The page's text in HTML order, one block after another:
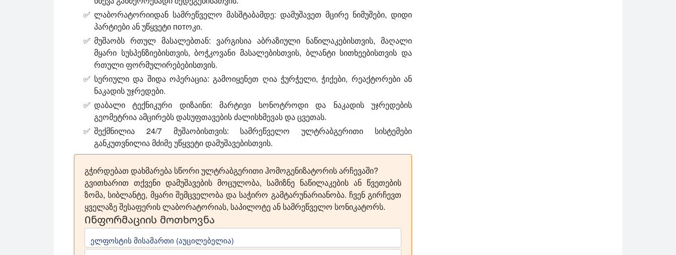
ლაბორატორიიდან სამრეწველო მასშტაბამდე: დამუშავეთ მცირე ნიმუშები, დიდი
პარტიები ან უწყვეტი потოკი.
მუშაობს რთულ მასალებთან: ვარგისია აბრაზიული ნაწილაკებისთვის, მაღალი
მყარი სუსპენზიებისთვის, ბოჭკოვანი მასალებისთვის, ბლანტი სითხეებისთვის და
რთული ფორმულირებებისთვის.
სერიული და შიდა ოპერაცია: გამოიყენეთ ღია ჭურჭელი, ჭიქები, რეაქტორები ან
ნაკადის უჯრედები.
დაბალი ტექნიკური დიზაინი: მარტივი სონოტროდი და ნაკადის უჯრედების
გეომეტრია ამცირებს დასუფთავების ძალისხმევას და ცვეთას.
შექმნილია 24/7 მუშაობისთვის: სამრეწველო ულტრაბგერითი სისტემები
განკუთვნილია მძიმე უწყვეტი დამუშავებისთვის.
გჭირდებათ დახმარება სწორი ულტრაბგერითი ჰომოგენიზატორის არჩევაში?
გვითხარით თქვენი დამუშავების მოცულობა, სამიზნე ნაწილაკების ან წვეთების
ზომა, სიბლანტე, მყარი შემცველობა და საჭირო გამტარუნარიანობა. ჩვენ გირჩევთ
ყველაზე შესაფერის ლაბორატორიას, საპილოტე ან სამრეწველო სონიკატორს.
Ინფორმაციის მოთხოვნა
ელფოსტის მისამართი (აუცილებელია)